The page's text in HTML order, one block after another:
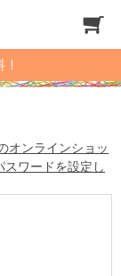
オンラインショッ
ワードを設定し